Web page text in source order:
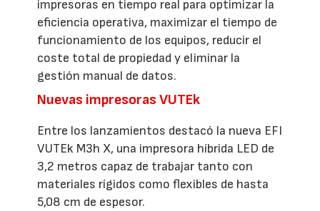
impresoras en tiempo real para optimizar la
eficiencia operativa, maximizar el tiempo de
funcionamiento de los equipos, reducir el
coste total de propiedad y eliminar la
gestión manual de datos.
Nuevas impresoras VUTEk
Entre los lanzamientos destacó la nueva EFI
VUTEk M3h X, una impresora híbrida LED de
3,2 metros capaz de trabajar tanto con
materiales rígidos como flexibles de hasta
5,08 cm de espesor.